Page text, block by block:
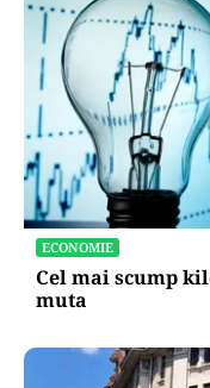
ECONOMIE
Cel mai scump
muta